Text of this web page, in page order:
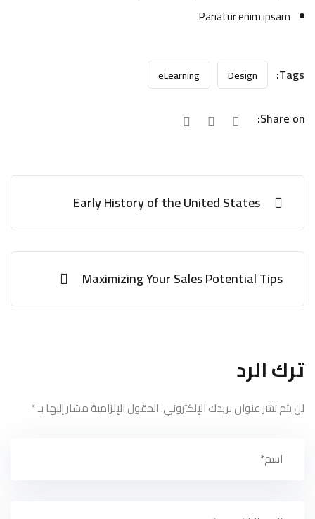
Pariatur enim ipsam.
Tags:
Design
eLearning
Share on:
Early History of the United States
Maximizing Your Sales Potential Tips
ترك الرد
لن يتم نشر عنوان بريدك الإلكتروني.الحقول الإلزامية مشار إليها بـ*